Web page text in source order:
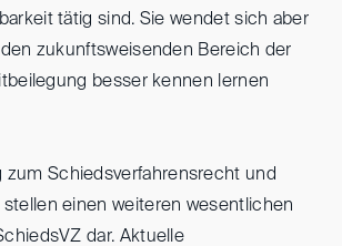
tätig sind. Sie wendet sich aber
zukunftsweisenden Bereich der
besser kennen lernen
zum Schiedsverfahrensrecht und
einen weiteren wesentlichen
dar. Aktuelle